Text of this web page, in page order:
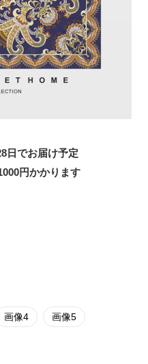
日でお届け予定
円かかります
画像4 画像5